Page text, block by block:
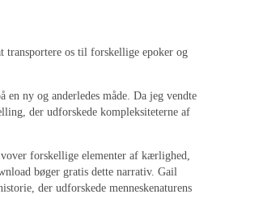
transportere os til forskellige epoker og
ny og anderledes måde. Da jeg vendte
der udforskede kompleksiteterne af
forskellige elementer af kærlighed,
bøger gratis dette narrativ. Gail
der udforskede menneskenaturens